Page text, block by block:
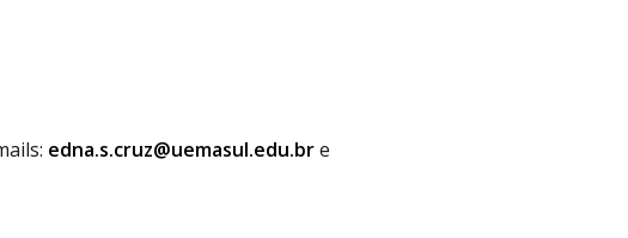
edna.s.cruz@uemasul.edu.bre